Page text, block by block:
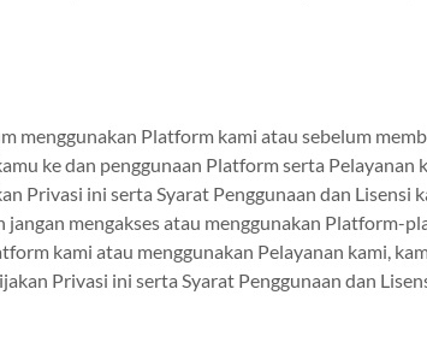
menggunakan Platform kami atau sebelum
ke dan penggunaan Platform serta Pelayanan
Privasi ini serta Syarat Penggunaan dan
jangan mengakses atau menggunakan Platform-
kami atau menggunakan Pelayanan kami,
Privasi ini serta Syarat Penggunaan dan